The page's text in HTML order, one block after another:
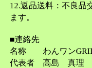
12.返品送料：不良品
ます。
■連絡先
名称 わんワン
代表者 高島 真理